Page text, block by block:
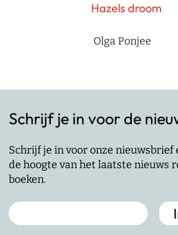
Hazels droom
Olga Ponjee
Schrijf je in voor de
Schrijf je in voor onze nieuwsbrief
de hoogte van het laatste nieuws
boeken.